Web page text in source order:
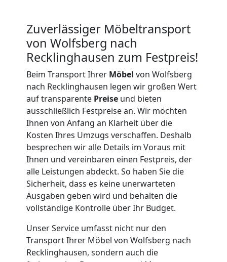
Zuverlässiger Möbeltransport
von Wolfsberg nach
Recklinghausen zum Festpreis!
Beim Transport Ihrer Möbel von Wolfsberg
nach Recklinghausen legen wir großen Wert
auf transparente Preise und bieten
ausschließlich Festpreise an. Wir möchten
Ihnen von Anfang an Klarheit über die
Kosten Ihres Umzugs verschaffen. Deshalb
besprechen wir alle Details im Voraus mit
Ihnen und vereinbaren einen Festpreis, der
alle Leistungen abdeckt. So haben Sie die
Sicherheit, dass es keine unerwarteten
Ausgaben geben wird und behalten die
vollständige Kontrolle über Ihr Budget.
Unser Service umfasst nicht nur den
Transport Ihrer Möbel von Wolfsberg nach
Recklinghausen, sondern auch die
Wolfsberg
Expressumzug
Wolfsberg
Tragehilfe
Wolfsberg
Kleiner
Umzug
Wolfsberg